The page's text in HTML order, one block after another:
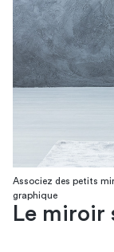
Associez des petits
graphique
Le miroir